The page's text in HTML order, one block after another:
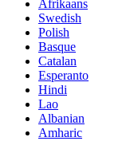
Afrikaans
Swedish
Polish
Basque
Catalan
Esperanto
Hindi
Lao
Albanian
Amharic